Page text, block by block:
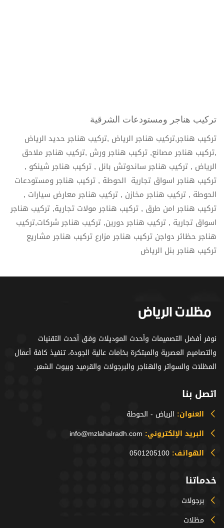
تركيب هناجر ومستودعات الشرقية
تركيب هناجر,تركيب هناجر الرياض ,تركيب هناجر حديد الرياض
,تركيب هناجر مصانع, تركيب هناجر ورش ,تركيب هناجر ملاحق
الرياض , تركيب هناجر ساندوتش بانل , تركيب هناجر شينكو ,
تركيب هناجر اسواق تجارية الحوطة , تركيب هناجر ومستودعات
الحوطة , تركيب هناجر مخازن , تركيب هناجر معارض سيارات ,
تركيب هناجر امن طرق , تركيب هناجر مولات تجارية, تركيب هناجر
اسواق تجارية , تركيب هناجر دورين, تركيب هناجر شركات,تركيب
هناجر حظائر دواجن تركيب هناجر مزارع تركيب هناجر مشاريع
تركيب هناجر بنل الرياض
نوفر أفضل التصميمات وأحدث الموديلات وفق أحدث التقنيات
والتصاميم العصرية والمبتكرة بخامات عالية الجودة، تنفيذ كافة أعمال
المظلات والسواتر والهناجر والبرجولات والقرميد وبيوت الشعر.
اتصل بنا
العنوان: الرياض - الحوطة
البريد الإلكتروني: info@mzlahalradh.com
الهواتف: 0501205100
خدماتنا
برجولات
مظلات